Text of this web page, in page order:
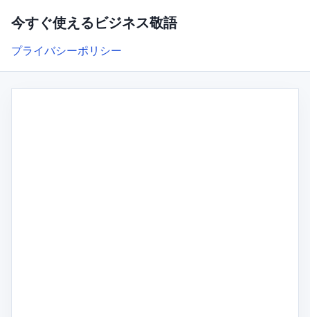
今すぐ使えるビジネス敬語
プライバシーポリシー